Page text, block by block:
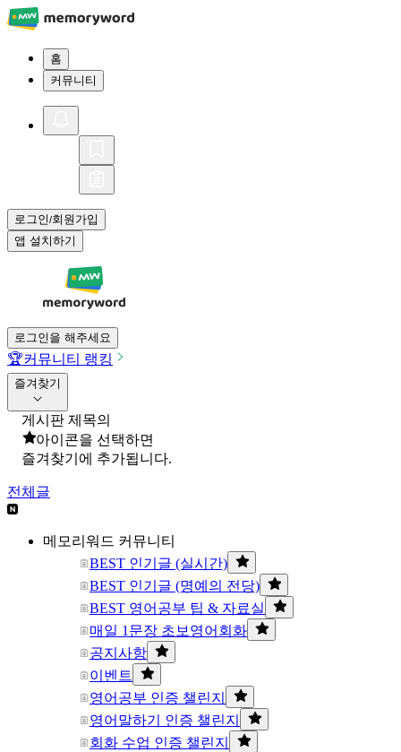
홈
커뮤니티
로그인/회원가입
앱 설치하기
로그인을 해주세요
🏆커뮤니티 랭킹
즐겨찾기
게시판 제목의
아이콘을 선택하면
즐겨찾기에 추가됩니다.
전체글
메모리워드 커뮤니티
BEST 인기글 (실시간)
BEST 인기글 (명예의 전당)
BEST 영어공부 팁 & 자료실
매일 1문장 초보영어회화
공지사항
이벤트
영어공부 인증 챌린지
영어말하기 인증 챌린지
회화 수업 인증 챌린지